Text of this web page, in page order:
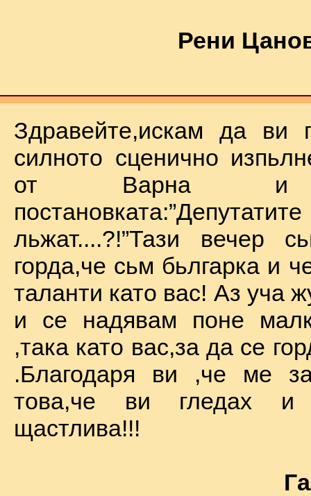
Рени
Здравейте,искам да ви
силното сценично
от Варна и
льжат....?!”Тази вечер
горда,че сьм бьлгарка и
таланти като вас! Аз уча
и се надявам поне
,така като вас,за да се
.Благодаря ви ,че ме
това,че ви гледах
щастлива!!!